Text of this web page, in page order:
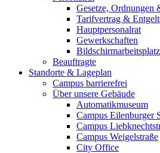
Gesetze, Ordnungen
Tarifvertrag &
Hauptpersonalrat
Gewerkschaften
Beauftragte
Standorte & Lageplan
Campus barrierefrei
Über unsere Gebäude
Automatikmuseum
Campus Eilenburger
Campus
Campus Weigelstraße
City Office